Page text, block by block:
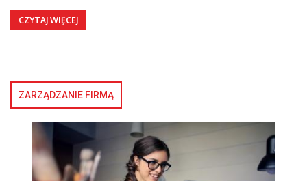
CZYTAJ WIĘCEJ
ZARZĄDZANIE FIRMĄ